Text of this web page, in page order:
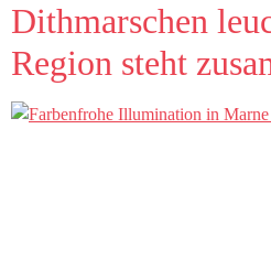
Dithmarschen
Region steht